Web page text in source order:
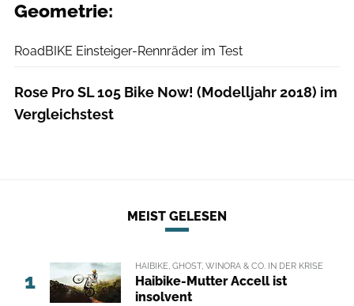
Geometrie:
RoadBIKE Einsteiger-Rennräder im Test
Rose Pro SL 105 Bike Now! (Modelljahr 2018) im
Vergleichstest
MEIST GELESEN
1
HAIBIKE, GHOST, WINORA & CO. IN DER KRISE
Haibike-Mutter Accell ist
insolvent